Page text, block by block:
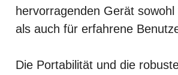
hervorragenden Gerät
als auch für erfahrene
Die Portabilität und die